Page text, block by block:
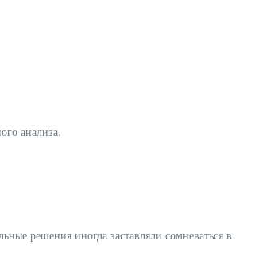
анализа.
решения иногда заставляли сомневаться в